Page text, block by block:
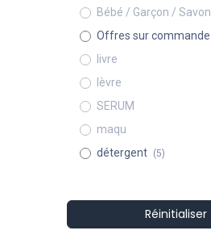
Bébé / Garçon / Savon
Offres sur commande
livre
lèvre
SERUM
maqu
détergent
(5)
Réinitialiser